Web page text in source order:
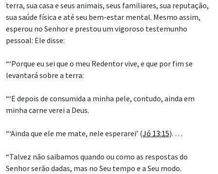
terra, sua casa e seus animais, seus familiares, sua reputação,
sua saúde física e até seu bem-estar mental. Mesmo assim,
esperou no Senhor e prestou um vigoroso testemunho
pessoal: Ele disse:
“‘Porque eu sei que o meu Redentor vive, e que por fim se
levantará sobre a terra:
“‘E depois de consumida a minha pele, contudo, ainda em
minha carne verei a Deus.
“‘Ainda que ele me mate, nele esperarei’ (Jó 13:15). …
“Talvez não saibamos quando ou como as respostas do
Senhor serão dadas, mas no Seu tempo e a Seu modo.